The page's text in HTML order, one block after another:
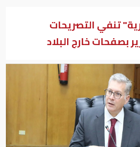
تنفي التصريحات
بصفحات خارج البلاد